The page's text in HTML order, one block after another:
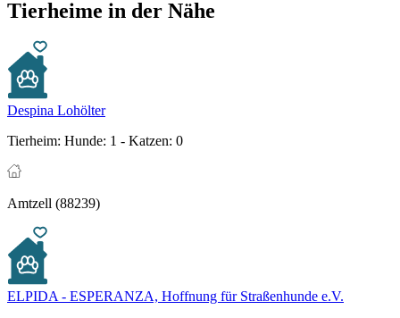
Tierheime in der Nähe
Despina Lohölter
Tierheim: Hunde: 1 - Katzen: 0
Amtzell (88239)
ELPIDA - ESPERANZA, Hoffnung für Straßenhunde e.V.